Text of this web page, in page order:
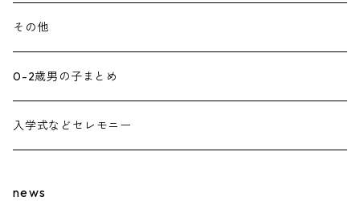
その他
0-2歳男の子まとめ
入学式などセレモニー
news